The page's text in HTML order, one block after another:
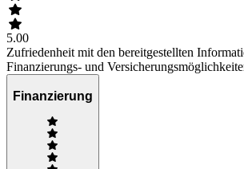
5.00
Zufriedenheit mit den bereitgestellten
Finanzierungs- und
Finanzierung